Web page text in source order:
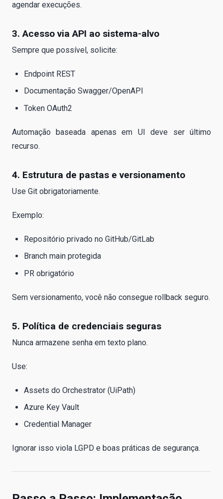
agendar execuções.
3. Acesso via API ao sistema-alvo
Sempre que possível, solicite:
Endpoint REST
Documentação Swagger/OpenAPI
Token OAuth2
Automação baseada apenas em UI deve ser último
recurso.
4. Estrutura de pastas e versionamento
Use Git obrigatoriamente.
Exemplo:
Repositório privado no GitHub/GitLab
Branch main protegida
PR obrigatório
Sem versionamento, você não consegue rollback seguro.
5. Política de credenciais seguras
Nunca armazene senha em texto plano.
Use:
Assets do Orchestrator (UiPath)
Azure Key Vault
Credential Manager
Ignorar isso viola LGPD e boas práticas de segurança.